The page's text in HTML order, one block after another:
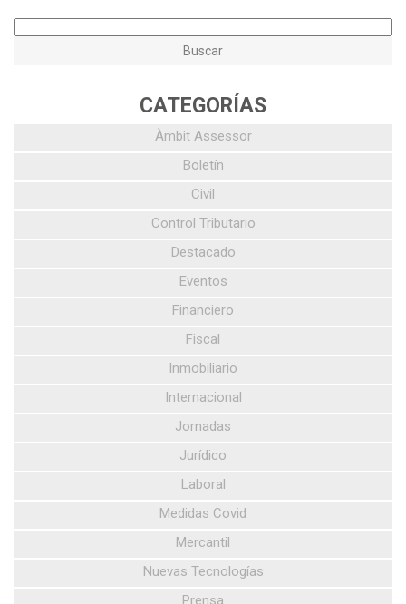
CATEGORÍAS
Àmbit Assessor
Boletín
Civil
Control Tributario
Destacado
Eventos
Financiero
Fiscal
Inmobiliario
Internacional
Jornadas
Jurídico
Laboral
Medidas Covid
Mercantil
Nuevas Tecnologías
Prensa